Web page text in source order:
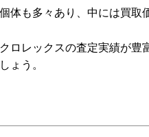
体も多々あり、中には買取
ロレックスの査定実績が
ょう。